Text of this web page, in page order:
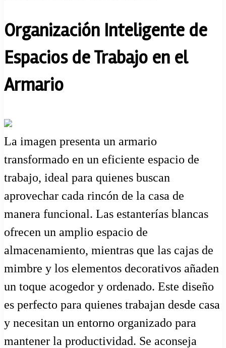
Organización Inteligente de
Espacios de Trabajo en el
Armario
La imagen presenta un armario
transformado en un eficiente espacio de
trabajo, ideal para quienes buscan
aprovechar cada rincón de la casa de
manera funcional. Las estanterías blancas
ofrecen un amplio espacio de
almacenamiento, mientras que las cajas de
mimbre y los elementos decorativos añaden
un toque acogedor y ordenado. Este diseño
es perfecto para quienes trabajan desde casa
y necesitan un entorno organizado para
mantener la productividad. Se aconseja